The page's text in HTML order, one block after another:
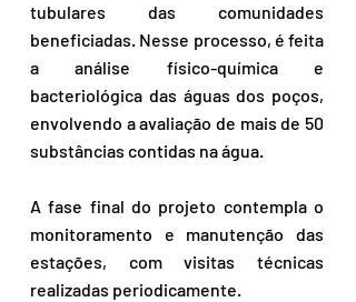
tubulares das comunidades
beneficiadas. Nesse processo, é feita
a análise físico-química e
bacteriológica das águas dos poços,
envolvendo a avaliação de mais de 50
substâncias contidas na água.
A fase final do projeto contempla o
monitoramento e manutenção das
estações, com visitas técnicas
realizadas periodicamente.